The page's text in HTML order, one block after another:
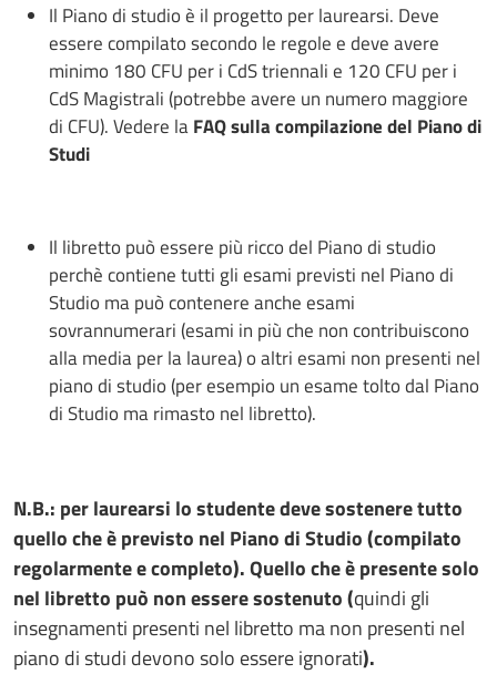
Il Piano di studio è il progetto per laurearsi. Deve
essere compilato secondo le regole e deve avere
minimo 180 CFU per i CdS triennali e 120 CFU per i
CdS Magistrali (potrebbe avere un numero maggiore
di CFU). Vedere laFAQ sulla compilazione del Piano di
Studi
Il libretto può essere più ricco del Piano di studio
perchè contiene tutti gli esami previsti nel Piano di
Studio ma può contenere anche esami
sovrannumerari (esami in più che non contribuiscono
alla media per la laurea) o altri esami non presenti nel
piano di studio (per esempio un esame tolto dal Piano
di Studio ma rimasto nel libretto).
N.B.: per laurearsi lo studente deve sostenere tutto
quello che è previsto nel Piano di Studio (compilato
regolarmente e completo). Quello che è presente solo
nel libretto può non essere sostenuto (quindi gli
insegnamenti presenti nel libretto ma non presenti nel
piano di studi devono solo essere ignorati).